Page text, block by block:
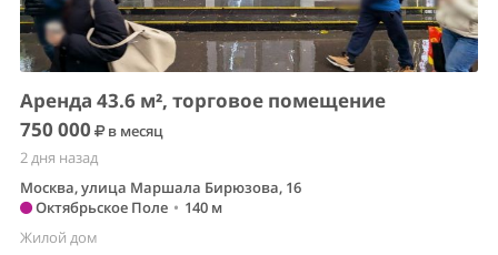
Аренда 43.6 м², торговое помещение
750 000
в месяц
2 дня назад
Москва, улица Маршала Бирюзова, 16
Октябрьское Поле • 140 м
Жилой дом